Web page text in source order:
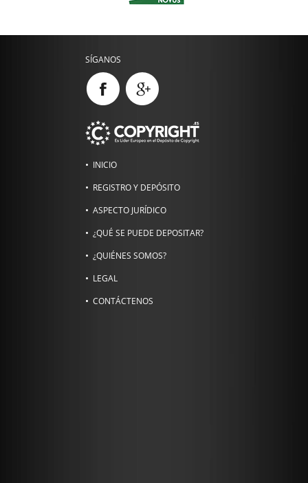
SÍGANOS
INICIO
REGISTRO Y DEPÓSITO
ASPECTO JURÍDICO
¿QUÉ SE PUEDE DEPOSITAR?
¿QUIÉNES SOMOS?
LEGAL
CONTÁCTENOS